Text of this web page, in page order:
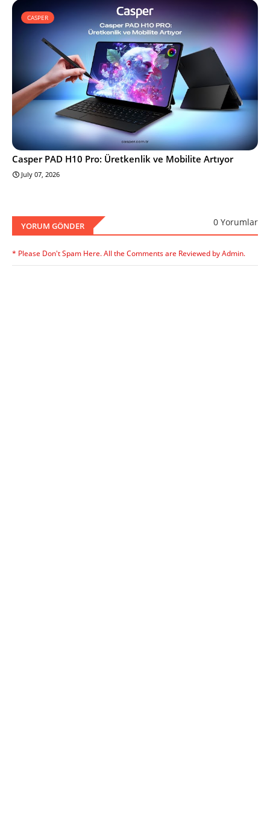
CASPER
Casper PAD H10 Pro: Üretkenlik ve Mobilite Artıyor
July 07, 2026
YORUM GÖNDER 0 Yorumlar
* Please Don't Spam Here. All the Comments are Reviewed by Admin.